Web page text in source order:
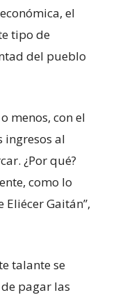
el
tipo de
del pueblo
menos, con el
ingresos al
¿Por qué?
como lo
Gaitán”,
talante se
pagar las